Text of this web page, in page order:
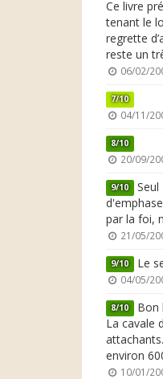
Ce livre
tenant le
regrette
reste un
06/02/
7/10
04/11/
8/10
20/09/
9/10 Seul
par la foi,
21/05/
9/10 Le
04/05/
8/10 Bon
La cavale
environ
10/01/